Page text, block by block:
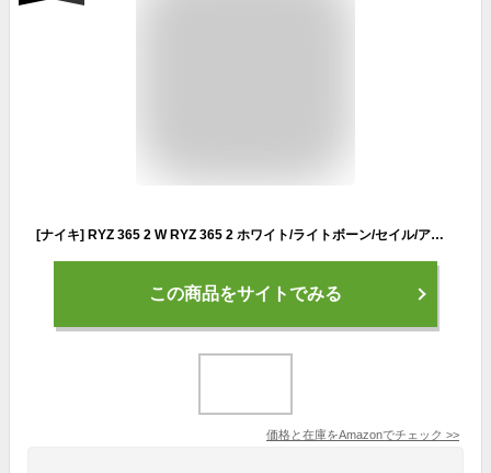
[ナイキ] RYZ 365 2 W RYZ 365 2 ホワイト/ライトボーン/セイル/アーキオブラウン DO2797-100 23.0cm 日本国内正規品
この商品をサイトでみる
価格と在庫をAmazonでチェック >>